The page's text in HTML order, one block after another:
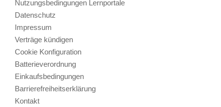
Nutzungsbedingungen Lernportale
Datenschutz
Impressum
Verträge kündigen
Cookie Konfiguration
Batterieverordnung
Einkaufsbedingungen
Barrierefreiheitserklärung
Kontakt